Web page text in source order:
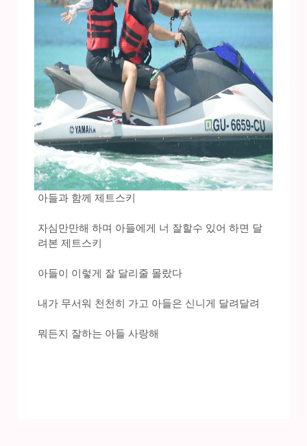
아들과 함께 제트스키
자심만만해 하며 아들에게 너 잘할수 있어 하면 달
려본 제트스키
아들이 이렇게 잘 달리줄 몰랐다
내가 무서워 천천히 가고 아들은 신니게 달려달려
뭐든지 잘하는 아들 사랑해